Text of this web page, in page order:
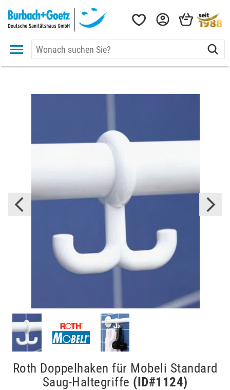
Roth Doppelhaken für Mobeli Standard
Saug-Haltegriffe (ID#1124)